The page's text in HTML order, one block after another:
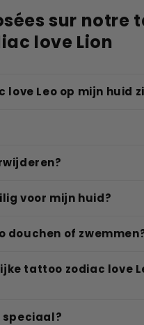
sur notre
love Lion
Leo op mijn huid
voor mijn huid?
of
tattoo zodiac love
speciaal?